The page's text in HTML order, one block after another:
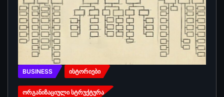
BUSINESS ᲘᲡᲢᲝᲠᲘᲔᲑᲘ
ᲝᲠᲒᲐᲜᲘᲖᲐᲪᲘᲣᲚᲘ ᲡᲢᲠᲣᲥᲢᲣᲠᲐ